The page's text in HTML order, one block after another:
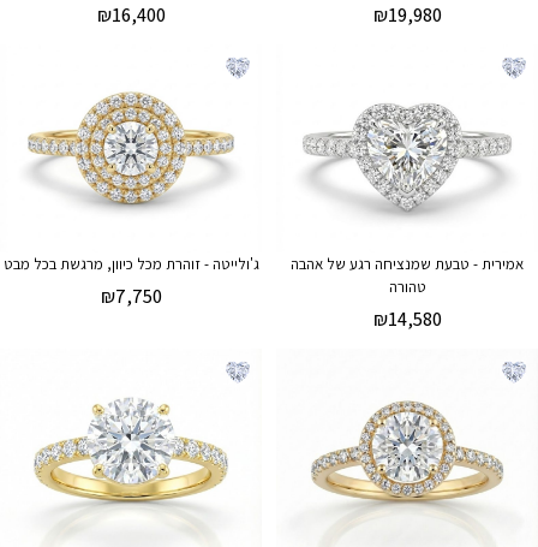
₪19,980
₪16,400
אמירית - טבעת שמנציחה רגע של אהבה
טהורה
₪14,580
ג'ולייטה - זוהרת מכל כיוון, מרגשת בכל מבט
₪7,750